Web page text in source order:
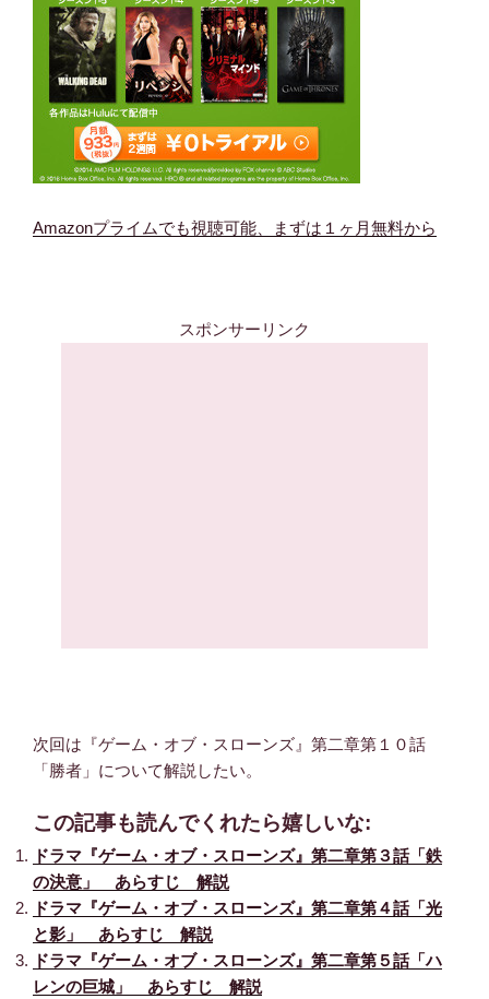
Amazonプライムでも視聴可能、まずは１ヶ月無料から
スポンサーリンク
次回は『ゲーム・オブ・スローンズ』第二章第１０話
「勝者」について解説したい。
この記事も読んでくれたら嬉しいな:
ドラマ『ゲーム・オブ・スローンズ』第二章第３話「鉄
の決意」 あらすじ 解説
ドラマ『ゲーム・オブ・スローンズ』第二章第４話「光
と影」 あらすじ 解説
ドラマ『ゲーム・オブ・スローンズ』第二章第５話「ハ
レンの巨城」 あらすじ 解説